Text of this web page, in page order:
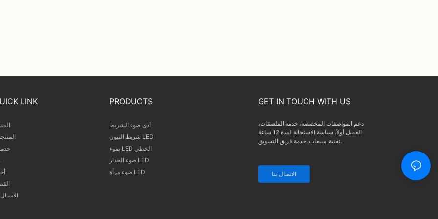
LINK
الاتصال
PRODUCTS
أدى ضوء الشريط
شريط النيون LED
ضوء LED الخطي
ضوء الجدار LED
ضوء مرآة LED
GET IN TOUCH WITH US
دعم المواصفات المخصصة، خدمة الملصقات،
العميل أولاً. سياسة الاستجابة لمدة 12 ساعة
تقنية. مبيعات. خدمة فريق التسويق.
الاتصال بنا